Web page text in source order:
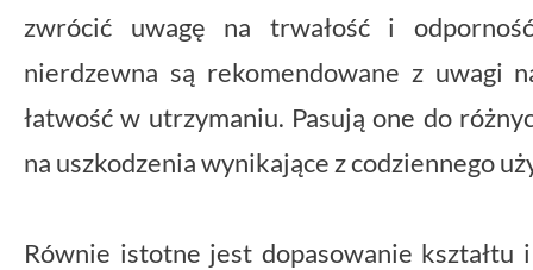
zwrócić uwagę na trwałość i
nierdzewna są rekomendowane z uwagi
łatwość w utrzymaniu. Pasują one do
na uszkodzenia wynikające z codziennego
Równie istotne jest dopasowanie